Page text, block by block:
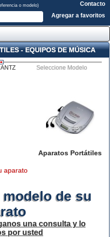
o modelo)
Contacto
Agregar a favoritos
- EQUIPOS DE MÚSICA
Seleccione Modelo
Aparatos Portátiles
aparato
de su
una consulta y lo
por usted